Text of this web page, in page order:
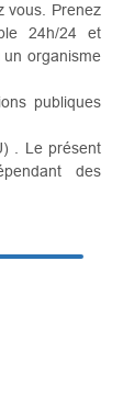
vous. Prenez
24h/24 et
organisme
publiques
. Le présent
des